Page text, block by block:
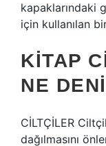
kapaklarındaki
için kullanılan
KITAP
NE
CİLTÇİLER
dağılmasını